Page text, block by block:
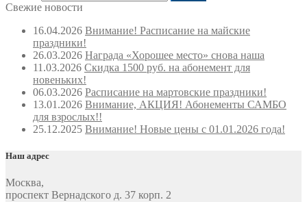
Свежие новости
16.04.2026 Внимание! Расписание на майские
праздники!
26.03.2026 Награда «Хорошее место» снова наша
11.03.2026 Скидка 1500 руб. на абонемент для
новеньких!
06.03.2026 Расписание на мартовские праздники!
13.01.2026 Внимание, АКЦИЯ! Абонементы САМБО
для взрослых!!
25.12.2025 Внимание! Новые цены с 01.01.2026 года!
Наш адрес
Москва,
проспект Вернадского д. 37 корп. 2